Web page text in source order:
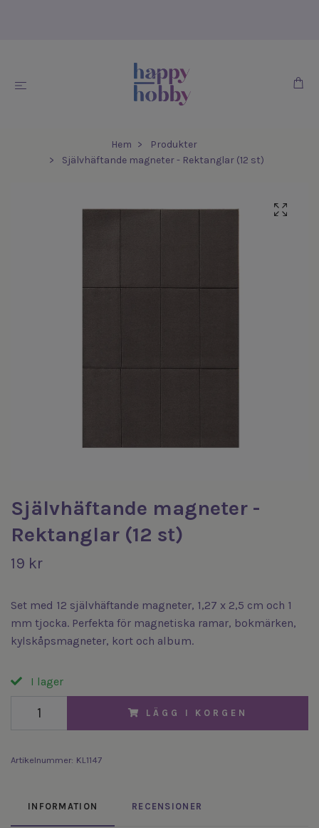
Hem
Produkter
Självhäftande magneter - Rektanglar (12 st)
Självhäftande magneter -
Rektanglar (12 st)
19 kr
Set med 12 självhäftande magneter, 1,27 x 2,5 cm och 1
mm tjocka. Perfekta för magnetiska ramar, bokmärken,
kylskåpsmagneter, kort och album.
I lager
LÄGG I KORGEN
Artikelnummer: KL1147
INFORMATION RECENSIONER